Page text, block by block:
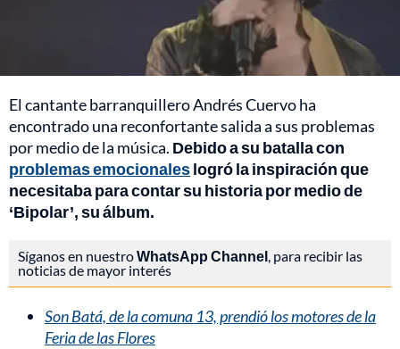
El cantante barranquillero Andrés Cuervo ha
encontrado una reconfortante salida a sus problemas
por medio de la música. Debido a su batalla con
problemas emocionaleslogró la inspiración que
necesitaba para contar su historia por medio de
‘Bipolar’, su álbum.
Síganos en nuestroWhatsApp Channel, para recibir las
noticias de mayor interés
Son Batá, de la comuna 13, prendió los motores de la
Feria de las Flores